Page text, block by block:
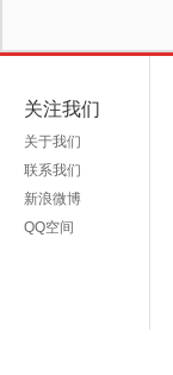
关注我们
关于我们
联系我们
新浪微博
QQ空间